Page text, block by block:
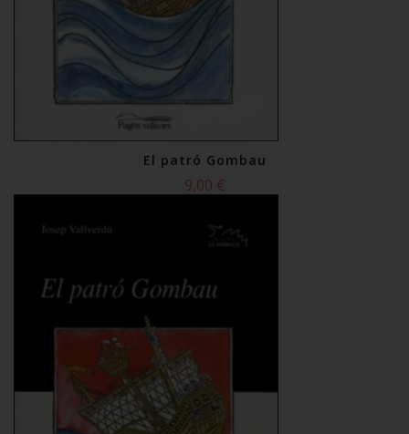
El patró Gombau
9,00 €